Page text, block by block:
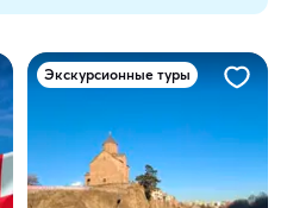
Экскурсионные туры